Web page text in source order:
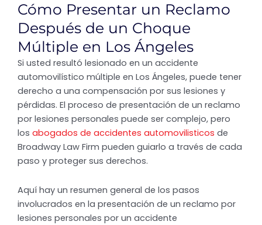
Cómo Presentar un Reclamo
Después de un Choque
Múltiple en Los Ángeles
Si usted resultó lesionado en un accidente
automovilístico múltiple en Los Ángeles, puede tener
derecho a una compensación por sus lesiones y
pérdidas. El proceso de presentación de un reclamo
por lesiones personales puede ser complejo, pero
los abogados de accidentes automovilisticos de
Broadway Law Firm pueden guiarlo a través de cada
paso y proteger sus derechos.
Aquí hay un resumen general de los pasos
involucrados en la presentación de un reclamo por
lesiones personales por un accidente